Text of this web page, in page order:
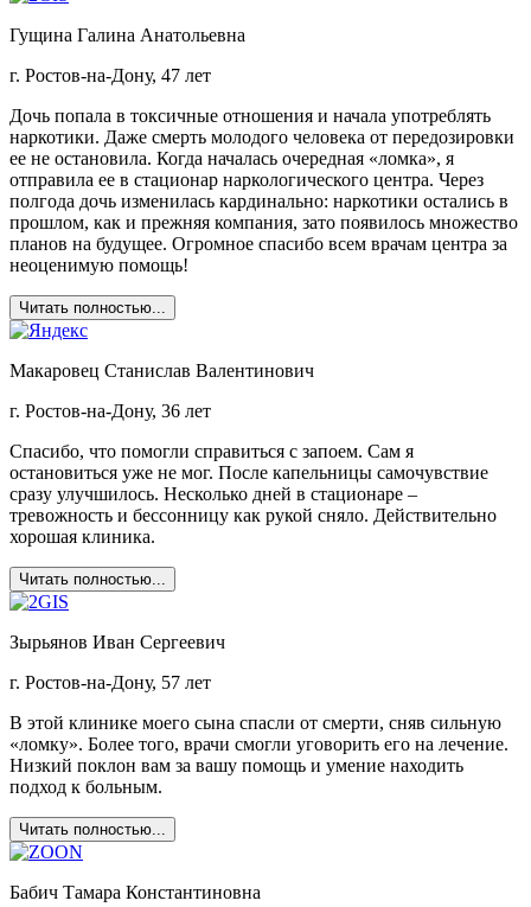
Гущина Галина Анатольевна
г. Ростов-на-Дону, 47 лет
Дочь попала в токсичные отношения и начала употреблять
наркотики. Даже смерть молодого человека от передозировки
ее не остановила. Когда началась очередная «ломка», я
отправила ее в стационар наркологического центра. Через
полгода дочь изменилась кардинально: наркотики остались в
прошлом, как и прежняя компания, зато появилось множество
планов на будущее. Огромное спасибо всем врачам центра за
неоценимую помощь!
Читать полностью...
Макаровец Станислав Валентинович
г. Ростов-на-Дону, 36 лет
Спасибо, что помогли справиться с запоем. Сам я
остановиться уже не мог. После капельницы самочувствие
сразу улучшилось. Несколько дней в стационаре –
тревожность и бессонницу как рукой сняло. Действительно
хорошая клиника.
Читать полностью...
Зырьянов Иван Сергеевич
г. Ростов-на-Дону, 57 лет
В этой клинике моего сына спасли от смерти, сняв сильную
«ломку». Более того, врачи смогли уговорить его на лечение.
Низкий поклон вам за вашу помощь и умение находить
подход к больным.
Читать полностью...
Бабич Тамара Константиновна